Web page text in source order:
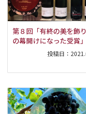
第８回「有終の美を飾
の幕開けになった受賞」
投稿日：